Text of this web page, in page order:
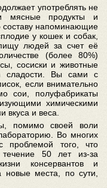
употреблять не
мясные продукты и
составу напоминающие
у кошек и собак,
людей за счет её
(более 80%)
сосиски и животные
Вы сами с
если внимательно
сои, полуфабрикаты
химическими
вкуса и веса.
помимо своей воли
Во многих
проблемой того, что
50 лет из-за
консервантов и
новые места, по сути,